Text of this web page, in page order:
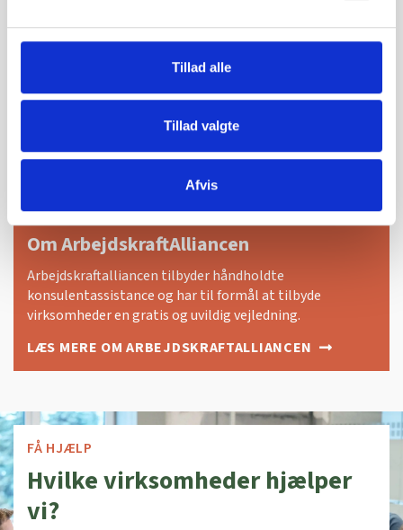
Tillad alle
Tillad valgte
Afvis
Om ArbejdskraftAlliancen
Arbejdskraftalliancen tilbyder håndholdte
konsulentassistance og har til formål at tilbyde
virksomheder en gratis og uvildig vejledning.
LÆS MERE OM ARBEJDSKRAFTALLIANCEN
FÅ HJÆLP
Hvilke virksomheder hjælper
vi?